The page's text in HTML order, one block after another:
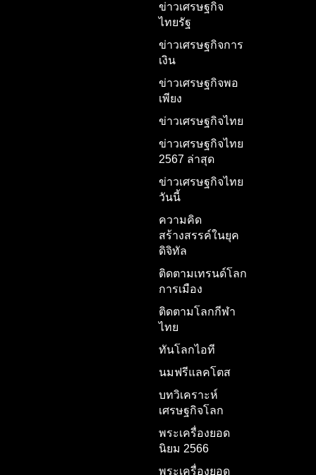
ข่าวเศรษฐกิจ
ไทยรัฐ
ข่าวเศรษฐกิจการ
เงิน
ข่าวเศรษฐกิจพอ
เพียง
ข่าวเศรษฐกิจไทย
ข่าวเศรษฐกิจไทย
2567 ล่าสุด
ข่าวเศรษฐกิจไทย
วันนี้
ความคิด
สร้างสรรค์ในยุค
ดิจิทัล
ติดตามเทรนด์โลก
การเมือง
ติดตามโลกกีฬา
ไทย
ทันโลกไอที
นมฟรีแลคโตส
บทวิเคราะห์
เศรษฐกิจโลก
พระเครื่องยอด
นิยม 2566
พระเครื่องยอด